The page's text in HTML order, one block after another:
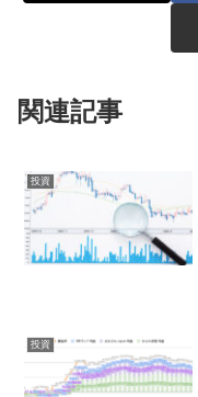
関連記事
投資
投資